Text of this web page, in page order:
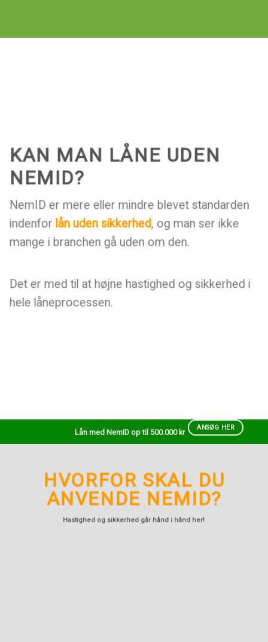
KAN MAN LÅNE UDEN
NEMID?
NemID er mere eller mindre blevet standarden
indenfor lån uden sikkerhed, og man ser ikke
mange i branchen gå uden om den.
Det er med til at højne hastighed og sikkerhed i
hele låneprocessen.
Lån med NemID op til 500.000 kr ANSØG HER
HVORFOR SKAL DU
ANVENDE NEMID?
Hastighed og sikkerhed går hånd i hånd her!